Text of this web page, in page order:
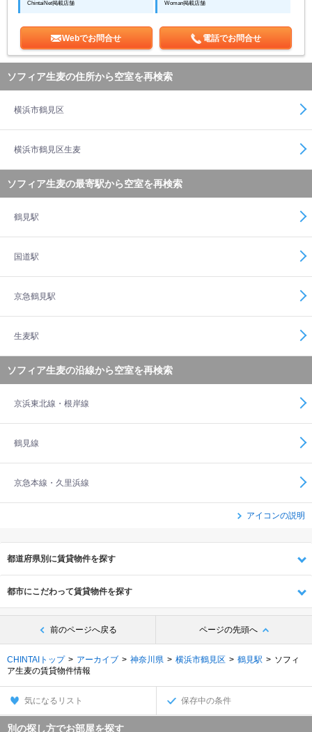
ChintaiNet掲載店舗 Woman掲載店舗
Webでお問合せ 電話でお問合せ
ソフィア生麦の住所から空室を再検索
横浜市鶴見区
横浜市鶴見区生麦
ソフィア生麦の最寄駅から空室を再検索
鶴見駅
国道駅
京急鶴見駅
生麦駅
ソフィア生麦の沿線から空室を再検索
京浜東北線・根岸線
鶴見線
京急本線・久里浜線
アイコンの説明
都道府県別に賃貸物件を探す
都市にこだわって賃貸物件を探す
前のページへ戻る ページの先頭へ
CHINTAIトップ アーカイブ 神奈川県 横浜市鶴見区 鶴見駅
ソフィ
ア生麦の賃貸物件情報
気になるリスト 保存中の条件
別の探し方でお部屋を探す